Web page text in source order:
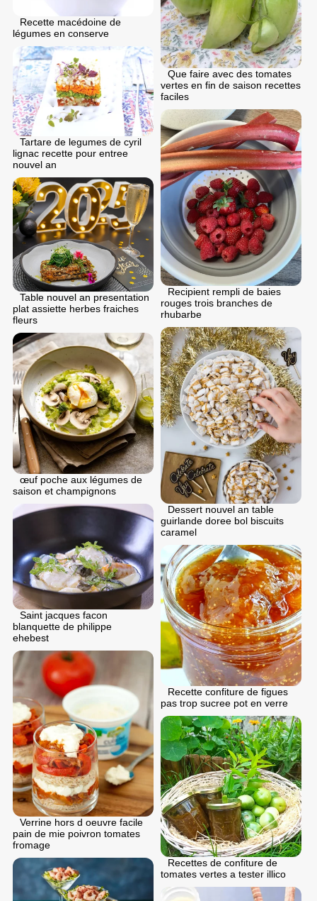
Que faire avec des tomates
vertes en fin de saison recettes
faciles
Recette macédoine de
légumes en conserve
Tartare de legumes de cyril
lignac recette pour entree
nouvel an
Recipient rempli de baies
rouges trois branches de
rhubarbe
Table nouvel an presentation
plat assiette herbes fraiches
fleurs
Dessert nouvel an table
guirlande doree bol biscuits
caramel
œuf poche aux légumes de
saison et champignons
Saint jacques facon
blanquette de philippe
ehebest
Recette confiture de figues
pas trop sucree pot en verre
Verrine hors d oeuvre facile
pain de mie poivron tomates
fromage
Recettes de confiture de
tomates vertes a tester illico